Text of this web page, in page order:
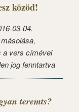
közöd!
03-04.
a vers címével
jog fenntartva
teremts?